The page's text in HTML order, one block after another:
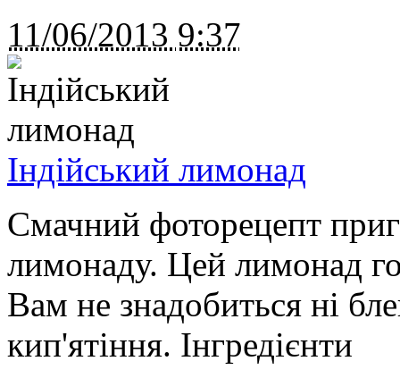
11/06/2013 9:37
Індійський лимонад
Смачний фоторецепт
лимонаду. Цей лимонад
Вам не знадобиться ні
кип'ятіння. Інгредієнти